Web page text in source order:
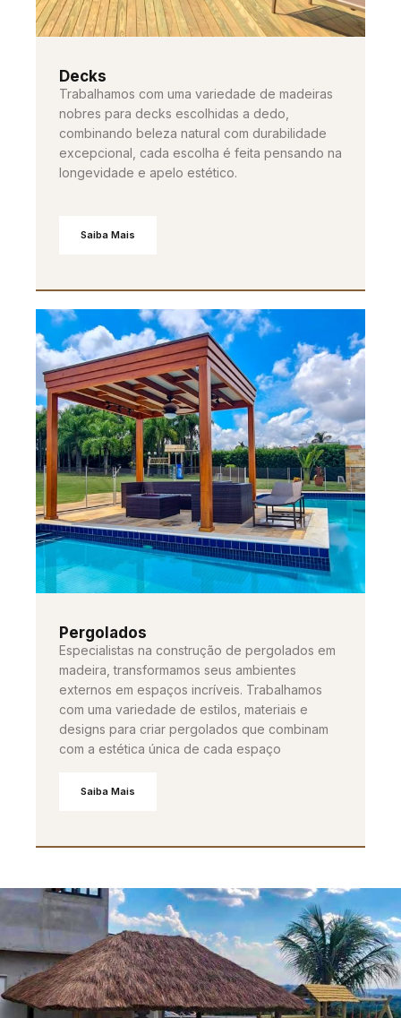
Decks
Trabalhamos com uma variedade de madeiras
nobres para decks escolhidas a dedo,
combinando beleza natural com durabilidade
excepcional, cada escolha é feita pensando na
longevidade e apelo estético.
Saiba Mais
Pergolados
Especialistas na construção de pergolados em
madeira, transformamos seus ambientes
externos em espaços incríveis. Trabalhamos
com uma variedade de estilos, materiais e
designs para criar pergolados que combinam
com a estética única de cada espaço
Saiba Mais